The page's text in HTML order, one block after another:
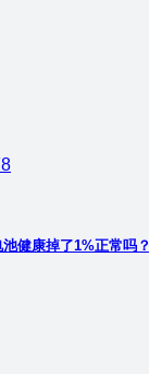
健康掉了1%正常吗？